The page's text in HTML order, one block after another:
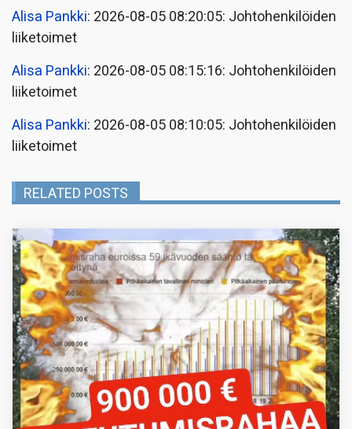
Alisa Pankki: 2026-08-05 08:20:05: Johtohenkilöiden
liiketoimet
Alisa Pankki: 2026-08-05 08:15:16: Johtohenkilöiden
liiketoimet
Alisa Pankki: 2026-08-05 08:10:05: Johtohenkilöiden
liiketoimet
RELATED POSTS